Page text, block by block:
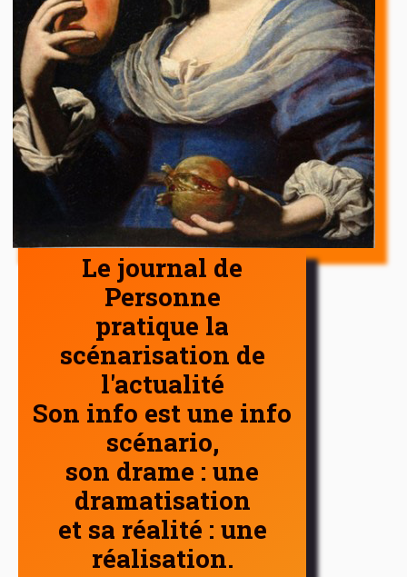
Le journal de
Personne
pratique la
scénarisation de
l'actualité
Son info est une info
scénario,
son drame : une
dramatisation
et sa réalité : une
réalisation.